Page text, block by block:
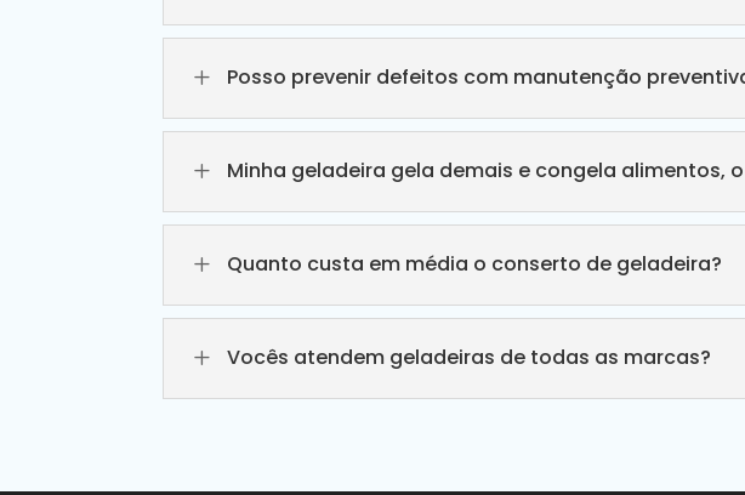
L Posso prevenir defeitos com manutenção
L Minha geladeira gela demais e congela alimentos,
L Quanto custa em média o conserto de geladeira?
L Vocês atendem geladeiras de todas as marcas?